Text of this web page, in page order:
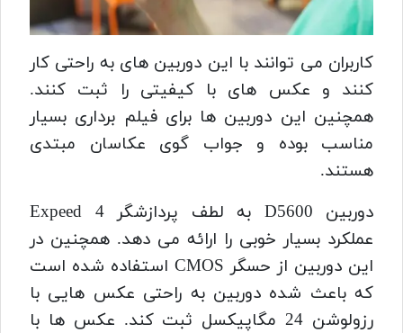
کاربران می توانند با این دوربین های به راحتی کار
کنند و عکس های با کیفیتی را ثبت کنند.
همچنین این دوربین ها برای فیلم برداری بسیار
مناسب بوده و جواب گوی عکاسان مبتدی
هستند.
دوربین D5600
به لطف پردازشگر Expeed 4
عملکرد بسیار خوبی را ارائه می دهد. همچنین در
این دوربین از حسگر CMOS استفاده شده است
که باعث شده دوربین به راحتی عکس هایی با
رزولوشن 24 مگاپیکسل ثبت کند. عکس ها با